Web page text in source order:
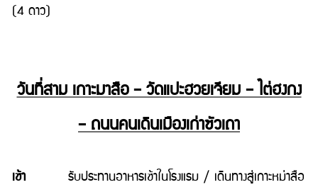
(4 ดาว)
วันที่สาม เกาะมาสือ – วัดแปะฮวยเจียม – ไต่ฮงกง
– ถนนคนเดินเมืองเก่าซัวเถา
เช้า รับประทานอาหารเช้าในโรงแรม / เดินทางสู่เกาะหม่าสือ